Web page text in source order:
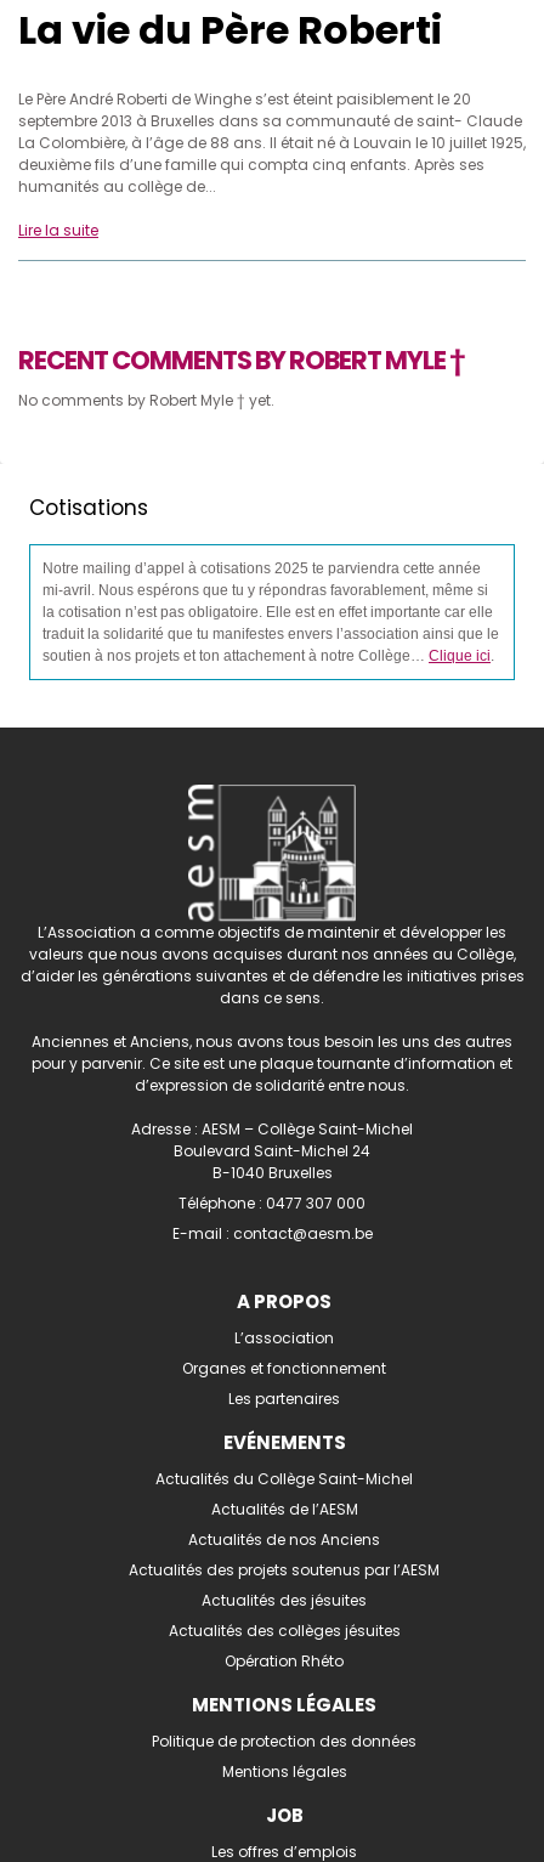
La vie du Père Roberti
Le Père André Roberti de Winghe s’est éteint paisiblement le 20
septembre 2013 à Bruxelles dans sa communauté de saint- Claude
La Colombière, à l’âge de 88 ans. Il était né à Louvain le 10 juillet 1925,
deuxième fils d’une famille qui compta cinq enfants. Après ses
humanités au collège de...
Lire la suite
RECENT COMMENTS BY ROBERT MYLE †
No comments by Robert Myle † yet.
Cotisations
Notre mailing d’appel à cotisations 2025 te parviendra cette année
mi-avril. Nous espérons que tu y répondras favorablement, même si
la cotisation n’est pas obligatoire. Elle est en effet importante car elle
traduit la solidarité que tu manifestes envers l’association ainsi que le
soutien à nos projets et ton attachement à notre Collège… Clique ici
L’Association a comme objectifs de maintenir et développer les
valeurs que nous avons acquises durant nos années au Collège,
d’aider les générations suivantes et de défendre les initiatives prises
dans ce sens.
Anciennes et Anciens, nous avons tous besoin les uns des autres
pour y parvenir. Ce site est une plaque tournante d’information et
d’expression de solidarité entre nous.
Adresse : AESM – Collège Saint-Michel
Boulevard Saint-Michel 24
B-1040 Bruxelles
Téléphone : 0477 307 000
E-mail : contact@aesm.be
A PROPOS
L’association
Organes et fonctionnement
Les partenaires
EVÉNEMENTS
Actualités du Collège Saint-Michel
Actualités de l’AESM
Actualités de nos Anciens
Actualités des projets soutenus par l’AESM
Actualités des jésuites
Actualités des collèges jésuites
Opération Rhéto
MENTIONS LÉGALES
Politique de protection des données
Mentions légales
JOB
Les offres d’emplois